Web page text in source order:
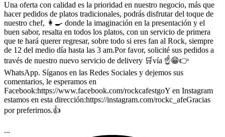
Una oferta con calidad es la prioridad en nuestro negocio, más que
hacer pedidos de platos tradicionales, podrás disfrutar del toque de
nuestro chef, 👩‍🍳 donde la imaginación en la presentación y el
buen sabor, resalta en todos los platos, con un servicio de primera
que te hará querer regresar, sobre todo si eres fan al Rock, siempre
de 12 del medio día hasta las 3 am.Por favor, solicité sus pedidos a
través de nuestro nuevo servicio de delivery 🛒vía ☝️😁👉
WhatsApp. Síganos en las Redes Sociales y dejemos sus
comentarios, le esperamos en
Facebook:https://www.facebook.com/rockcafestgoY en Instagram
estamos en esta dirección:https://instagram.com/rockc_afeGracias
por preferirnos.👍
...